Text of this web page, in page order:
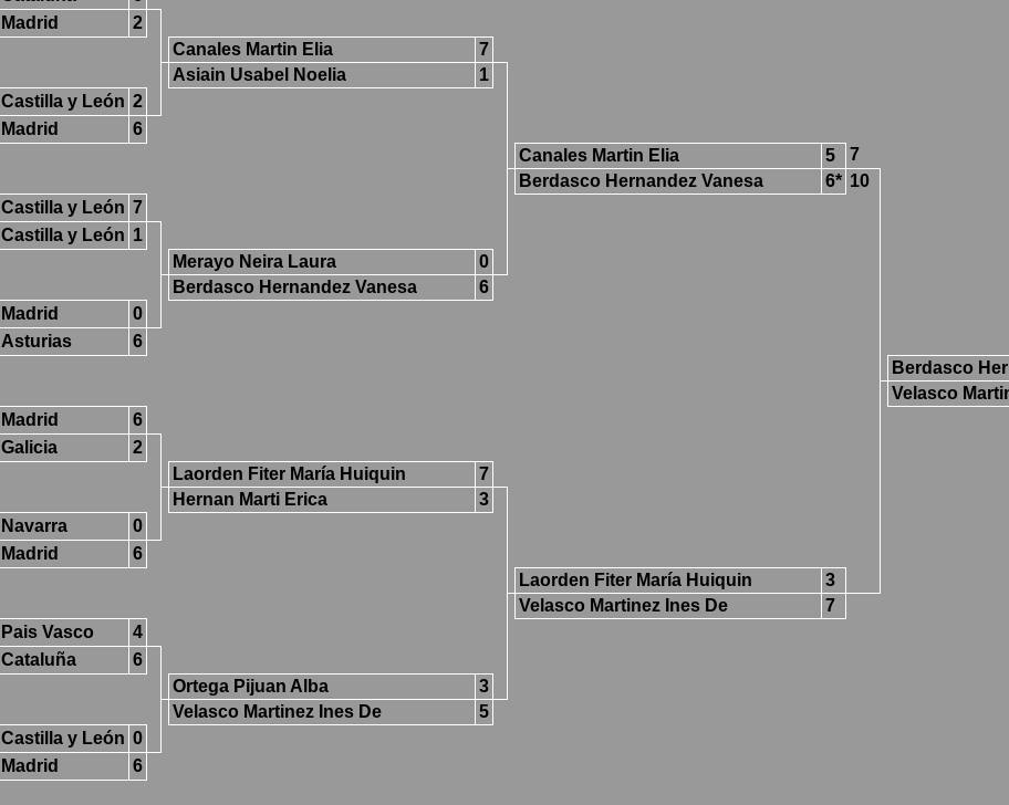
Madrid
2
Canales Martin Elia
7
Asiain Usabel Noelia
1
Castilla y León 2
Madrid
6
Canales Martin Elia
5
7
Berdasco Hernandez Vanesa
6* 10
Castilla y León 7
Castilla y León 1
Merayo Neira Laura
0
Berdasco Hernandez Vanesa
6
Madrid
0
Asturias
6
Berdasco
Velasco
Madrid
6
Galicia
2
Laorden Fiter María Huiquin
7
Hernan Marti Erica
3
Navarra
0
Madrid
6
Laorden Fiter María Huiquin
3
Velasco Martinez Ines De
7
Pais Vasco
4
Cataluña
6
Ortega Pijuan Alba
3
Velasco Martinez Ines De
5
Castilla y León 0
Madrid 6